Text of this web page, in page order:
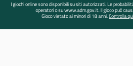
I giochi online sono disponibili su siti autorizzati. Le
operatori o su www.adm.gov.it. Il gioco può
Gioco vietato ai minori di 18 anni.Controlla